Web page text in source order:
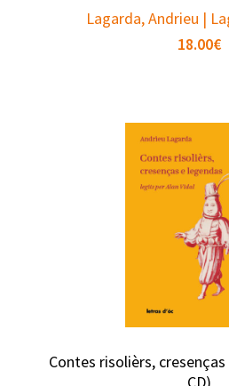
Lagarda, Andrieu |
18.00€
Contes risolièrs,